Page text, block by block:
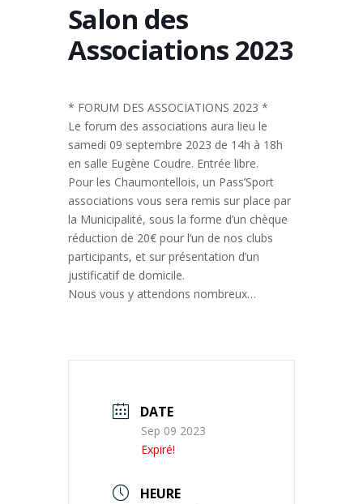
Salon des
Associations 2023
* FORUM DES ASSOCIATIONS 2023 *
Le forum des associations aura lieu le
samedi 09 septembre 2023 de 14h à 18h
en salle Eugène Coudre. Entrée libre.
Pour les Chaumontellois, un Pass’Sport
associations vous sera remis sur place par
la Municipalité, sous la forme d’un chèque
réduction de 20€ pour l’un de nos clubs
participants, et sur présentation d’un
justificatif de domicile.
Nous vous y attendons nombreux…
DATE
Sep 09 2023
Expiré!
HEURE